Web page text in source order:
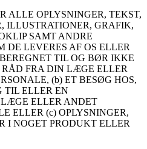
ALLE OPLYSNINGER, TEKST,
ILLUSTRATIONER, GRAFIK,
SAMT ANDRE
DE LEVERES AF OS ELLER
TIL OG BØR IKKE
RÅD FRA DIN LÆGE ELLER
(b) ET BESØG HOS,
TIL ELLER EN
ELLER ANDET
ELLER (c) OPLYSNINGER,
I NOGET PRODUKT ELLER